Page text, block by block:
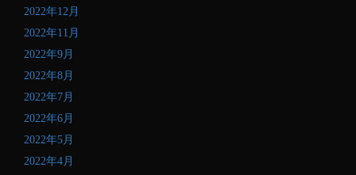
2022年12月
2022年11月
2022年9月
2022年8月
2022年7月
2022年6月
2022年5月
2022年4月